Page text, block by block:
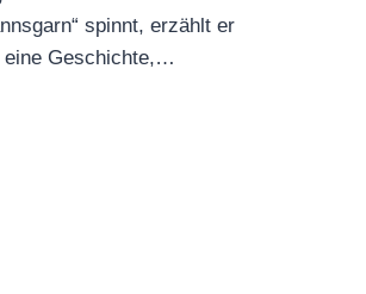
spinnt, erzählt er
eine Geschichte,…